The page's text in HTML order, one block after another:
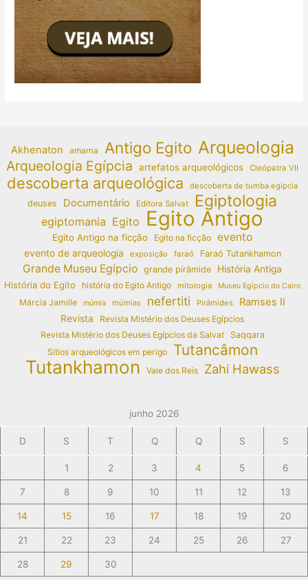
Akhenaton amarna Antigo Egito Arqueologia
Arqueologia Egípcia artefatos arqueológicos Cleópatra VII
descoberta arqueológica descoberta de tumba egípcia
deuses Documentário Editora Salvat Egiptologia
egiptomania Egito Egito Antigo
Egito Antigo na ficção Egito na ficção evento
evento de arqueologia exposição faraó Faraó Tutankhamon
Grande Museu Egípcio grande pirâmide
História Antiga
História do Egito
história do Egito Antigo mitologia Museu Egípcio do Cairo
Márcia Jamille múmia múmias nefertiti Pirâmides Ramses II
Revista
Revista Mistério dos Deuses Egípcios
Revista Mistério dos Deuses Egípcios da Salvat
Saqqara
Sítios arqueológicos em perigo
Tutancâmon
Tutankhamon Vale dos Reis Zahi Hawass
junho 2026
D S T Q Q S S
1 2 3 4 5 6
7 8 9 10 11 12 13
14 15 16 17 18 19 20
21 22 23 24 25 26 27
28 29 30